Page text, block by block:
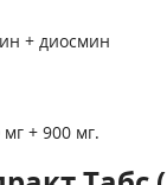
+ диосмин
+ 900 мг.